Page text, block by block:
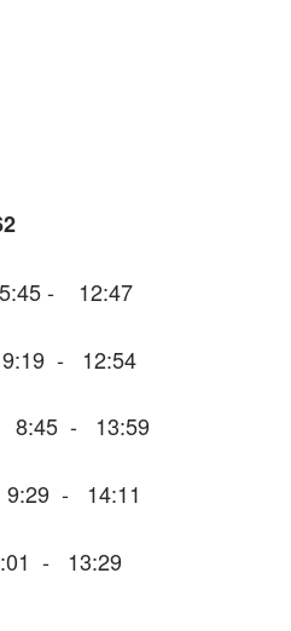
- 12:47
- 12:54
วลา 8:45 - 13:59
- 14:11
- 13:29